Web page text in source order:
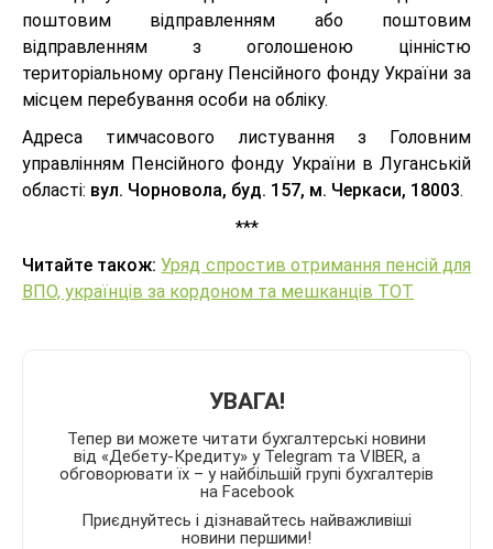
поштовим відправленням або поштовим
відправленням з оголошеною цінністю
територіальному органу Пенсійного фонду України за
місцем перебування особи на обліку.
Адреса тимчасового листування з Головним
управлінням Пенсійного фонду України в Луганській
області: вул. Чорновола, буд. 157, м. Черкаси, 18003.
***
Читайте також: Уряд спростив отримання пенсій для
ВПО, українців за кордоном та мешканців ТОТ
УВАГА!
Тепер ви можете читати бухгалтерські новини
від «Дебету-Кредиту» у Telegram та VIBER, а
обговорювати їх – у найбільшій групі бухгалтерів
на Facebook
Приєднуйтесь і дізнавайтесь найважливіші
новини першими!